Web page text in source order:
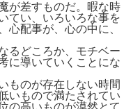
が差すものだ。暇な時
てい、いろいろな事を
心配事が、心の中に、
るどころか、モチベー
に導いていくことにな
ものが存在しない時間
いもので満たされてい